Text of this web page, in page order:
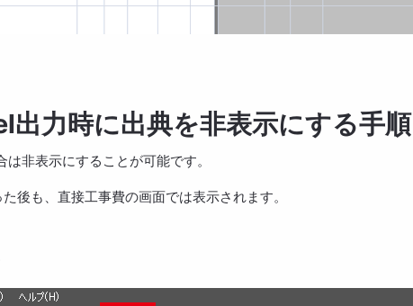
出力時に出典を非表示にする手順
非表示にすることが可能です。
後も、直接工事費の画面では表示されます。